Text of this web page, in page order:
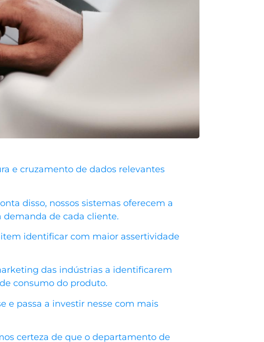
e cruzamento de dados relevantes
disso, nossos sistemas oferecem a
demanda de cada cliente.
identificar com maior assertividade
das indústrias a identificarem
consumo do produto.
e passa a investir nesse com mais
certeza de que o departamento de